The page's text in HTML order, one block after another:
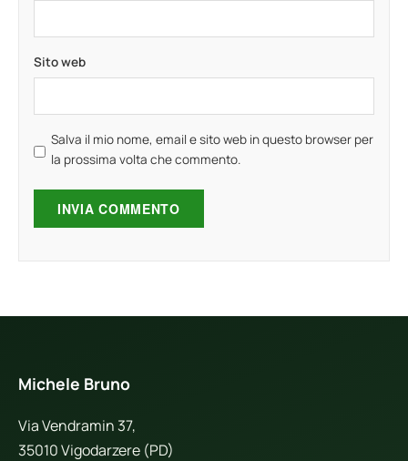
Sito web
Salva il mio nome, email e sito web in questo browser per
la prossima volta che commento.
Michele Bruno
Via Vendramin 37,
35010 Vigodarzere (PD)